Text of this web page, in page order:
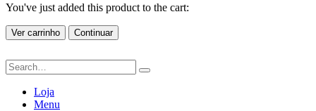
You've just added this product to the cart:
Ver carrinho Continuar
Loja
Menu